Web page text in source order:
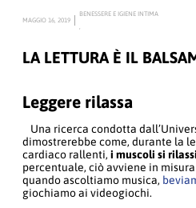
MAGGIO 16, 2019
BENESSERE E IGIENE INTIMA
LA LETTURA È IL
Leggere rilassa
Una ricerca condotta
dimostrerebbe come, durante la
cardiaco rallenti, i muscoli si
percentuale, ciò avviene in
quando ascoltiamo musica,
giochiamo ai videogiochi.